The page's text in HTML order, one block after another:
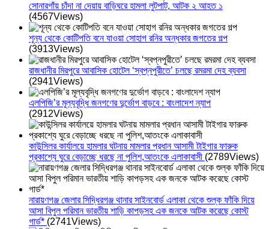
সোনারগাঁয় চাঁদা না দেয়ায় বাড়িঘরে হামলা লুটপাট, আটক ২ আহত ১
(4567Views)
শূন্য থেকে কোটিপতি বনে যাওয়া সোহাগ রনির অন্ধকার জগতের গল্প
(3913Views)
রাজধানীর মিরপুরে আবাসিক হোটেল ‘স্বপ্নপুরীতে’ চলছে রমরমা দেহ ব্যবসা
(2941Views)
এলপিজি’র মূল্যবৃদ্ধি জনগণের দুর্ভোগ বাড়বে : বাংলাদেশ ন্যাপ
(2912Views)
কাউন্সিলর কার্যালয়ে হামলার ঘটনায় মামলার প্রধান আসামী টাইগার ফারুক
প্রকাশ্যে ঘুরে বেড়াচ্ছে ধরছে না পুলিশ,আতংকে এলাকাবাসী (2789Views)
নারায়ণগঞ্জ জেলার সিদ্ধিরগঞ্জ থানার সাইনবোর্ড এলাকা থেকে শুল্ক ফাঁকি দিয়ে
আসা বিপুল পরিমান ভারতীয় শাড়ি কাপড়সহ এক জনকে আটক করেছে কোস্ট
গার্ড* (2741Views)